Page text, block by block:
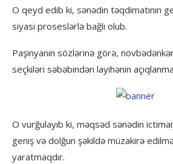
O qeyd edib ki, sənədin təqdimatının
siyasi proseslərlə bağlı olub.
Paşinyanın sözlərinə görə,
seçkiləri səbəbindən layihənin
O vurğulayıb ki, məqsəd sənədin
geniş və dolğun şəkildə müzakirə
yaratmaqdır.